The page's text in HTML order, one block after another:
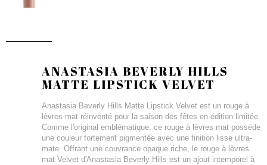
ANASTASIA BEVERLY HILLS
MATTE LIPSTICK VELVET
Anastasia Beverly Hills Matte Lipstick Velvet est un rouge à
lèvres mat réinventé pour la saison des fêtes en édition limitée.
Comme l'original emblématique, ce rouge à lèvres mat possède
une couleur fortement pigmentée avec une finition lisse ultra-
mate. Offrant une couvrance opaque riche, le rouge à lèvres
mat Velvet d'Anastasia Beverly Hills est un ajout intemporel à